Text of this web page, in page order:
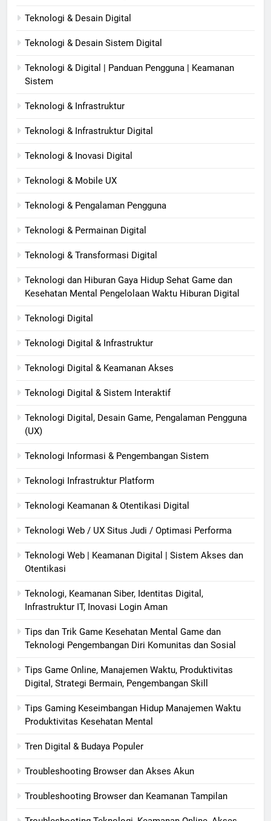
Teknologi & Desain Digital
Teknologi & Desain Sistem Digital
Teknologi & Digital | Panduan Pengguna | Keamanan
Sistem
Teknologi & Infrastruktur
Teknologi & Infrastruktur Digital
Teknologi & Inovasi Digital
Teknologi & Mobile UX
Teknologi & Pengalaman Pengguna
Teknologi & Permainan Digital
Teknologi & Transformasi Digital
Teknologi dan Hiburan Gaya Hidup Sehat Game dan
Kesehatan Mental Pengelolaan Waktu Hiburan Digital
Teknologi Digital
Teknologi Digital & Infrastruktur
Teknologi Digital & Keamanan Akses
Teknologi Digital & Sistem Interaktif
Teknologi Digital, Desain Game, Pengalaman Pengguna
(UX)
Teknologi Informasi & Pengembangan Sistem
Teknologi Infrastruktur Platform
Teknologi Keamanan & Otentikasi Digital
Teknologi Web / UX Situs Judi / Optimasi Performa
Teknologi Web | Keamanan Digital | Sistem Akses dan
Otentikasi
Teknologi, Keamanan Siber, Identitas Digital,
Infrastruktur IT, Inovasi Login Aman
Tips dan Trik Game Kesehatan Mental Game dan
Teknologi Pengembangan Diri Komunitas dan Sosial
Tips Game Online, Manajemen Waktu, Produktivitas
Digital, Strategi Bermain, Pengembangan Skill
Tips Gaming Keseimbangan Hidup Manajemen Waktu
Produktivitas Kesehatan Mental
Tren Digital & Budaya Populer
Troubleshooting Browser dan Akses Akun
Troubleshooting Browser dan Keamanan Tampilan